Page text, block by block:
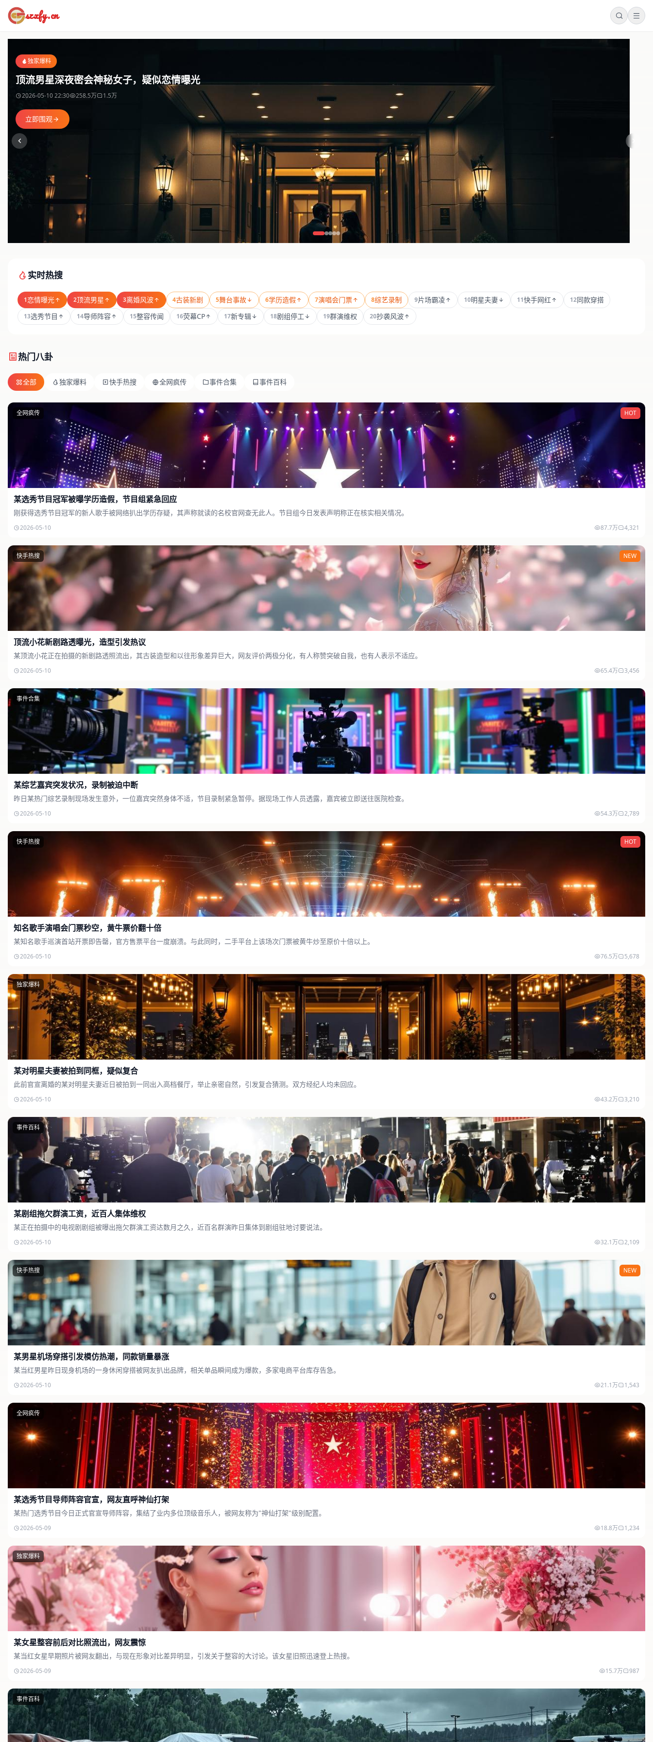
szxfy.cn
独家爆料
顶流男星深夜密会神秘女子，疑似恋情曝光
2026-05-10 22:30 258.5万 1.5万
立即围观
实时热搜
1恋情曝光 2顶流男星 3离婚风波 4古装新剧 5舞台事故 6学历造假 7演唱会门票 8综艺录制 9片场霸凌 10明星夫妻 11快手网红 12同款穿搭
13选秀节目 14导师阵容 15整容传闻 16荧幕CP 17新专辑 18剧组停工 19群演维权 20抄袭风波
热门八卦
全部 独家爆料 快手热搜 全网疯传 事件合集 事件百科
全网疯传 HOT
某选秀节目冠军被曝学历造假，节目组紧急回应
刚获得选秀节目冠军的新人歌手被网络扒出学历存疑，其声称就读的名校官网查无此人。节目组今日发表声明称正在核实相关情况。
2026-05-10 87.7万 4,321
快手热搜 NEW
顶流小花新剧路透曝光，造型引发热议
某顶流小花正在拍摄的新剧路透照流出，其古装造型和以往形象差异巨大，网友评价两极分化，有人称赞突破自我，也有人表示不适应。
2026-05-10 65.4万 3,456
事件合集
某综艺嘉宾突发状况，录制被迫中断
昨日某热门综艺录制现场发生意外，一位嘉宾突然身体不适，节目录制紧急暂停。据现场工作人员透露，嘉宾被立即送往医院检查。
2026-05-10 54.3万 2,789
快手热搜 HOT
知名歌手演唱会门票秒空，黄牛票价翻十倍
某知名歌手巡演首站开票即告罄，官方售票平台一度崩溃。与此同时，二手平台上该场次门票被黄牛炒至原价十倍以上。
2026-05-10 76.5万 5,678
独家爆料
某对明星夫妻被拍到同框，疑似复合
此前官宣离婚的某对明星夫妻近日被拍到一同出入高档餐厅，举止亲密自然，引发复合猜测。双方经纪人均未回应。
2026-05-10 43.2万 3,210
事件百科
某剧组拖欠群演工资，近百人集体维权
某正在拍摄中的电视剧剧组被曝出拖欠群演工资达数月之久，近百名群演昨日集体到剧组驻地讨要说法。
2026-05-10 32.1万 2,109
快手热搜 NEW
某男星机场穿搭引发模仿热潮，同款销量暴涨
某当红男星昨日现身机场的一身休闲穿搭被网友扒出品牌，相关单品瞬间成为爆款，多家电商平台库存告急。
2026-05-10 21.1万 1,543
全网疯传
某选秀节目导师阵容官宣，网友直呼神仙打架
某热门选秀节目今日正式官宣导师阵容，集结了业内多位顶级音乐人，被网友称为"神仙打架"级别配置。
2026-05-09 18.8万 1,234
独家爆料
某女星整容前后对比照流出，网友震惊
某当红女星早期照片被网友翻出，与现在形象对比差异明显，引发关于整容的大讨论。该女星旧照迅速登上热搜。
2026-05-09 15.7万 987
事件百科